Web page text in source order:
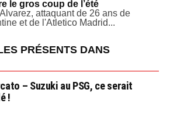
le gros coup de l’été
attaquant de 26 ans de
et de l'Atletico Madrid...
PRÉSENTS DANS
– Suzuki au PSG, ce serait
!